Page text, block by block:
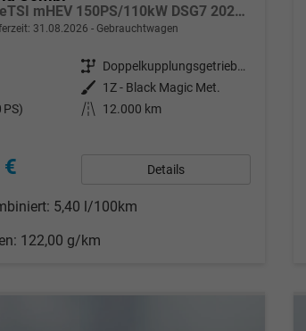
Selection 1.5 eTSI mHEV 150PS/110kW DSG7 2026 +AHK+3-ZONE+RFK+KESSY+EL.HECK+BHZ. LENKRAD
31.08.2026 Gebrauchtwagen
Getriebe
Doppelkupplungsgetriebe (DSG)
Außenfarbe
1Z - Black Magic Met.
PS) Kilometerstand
12.000 km
Details
5,40 l/100km
122,00 g/km